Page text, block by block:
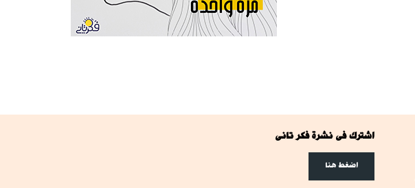
اشترك فى نشرة فكر تانى
اضغط هنا